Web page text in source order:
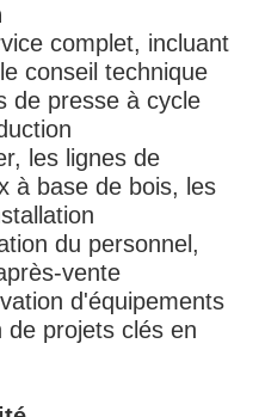
complet, incluant
conseil technique
de presse à cycle
les lignes de
à base de bois, les
du personnel,
vente
d'équipements
de projets clés en